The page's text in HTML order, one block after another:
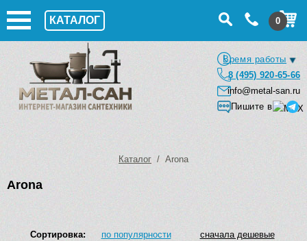
КАТАЛОГ 0
Время работы
8 (495) 920-65-66
info@metal-san.ru
Пишите в
Каталог / Arona
Arona
Сортировка: по популярности сначала дешевые